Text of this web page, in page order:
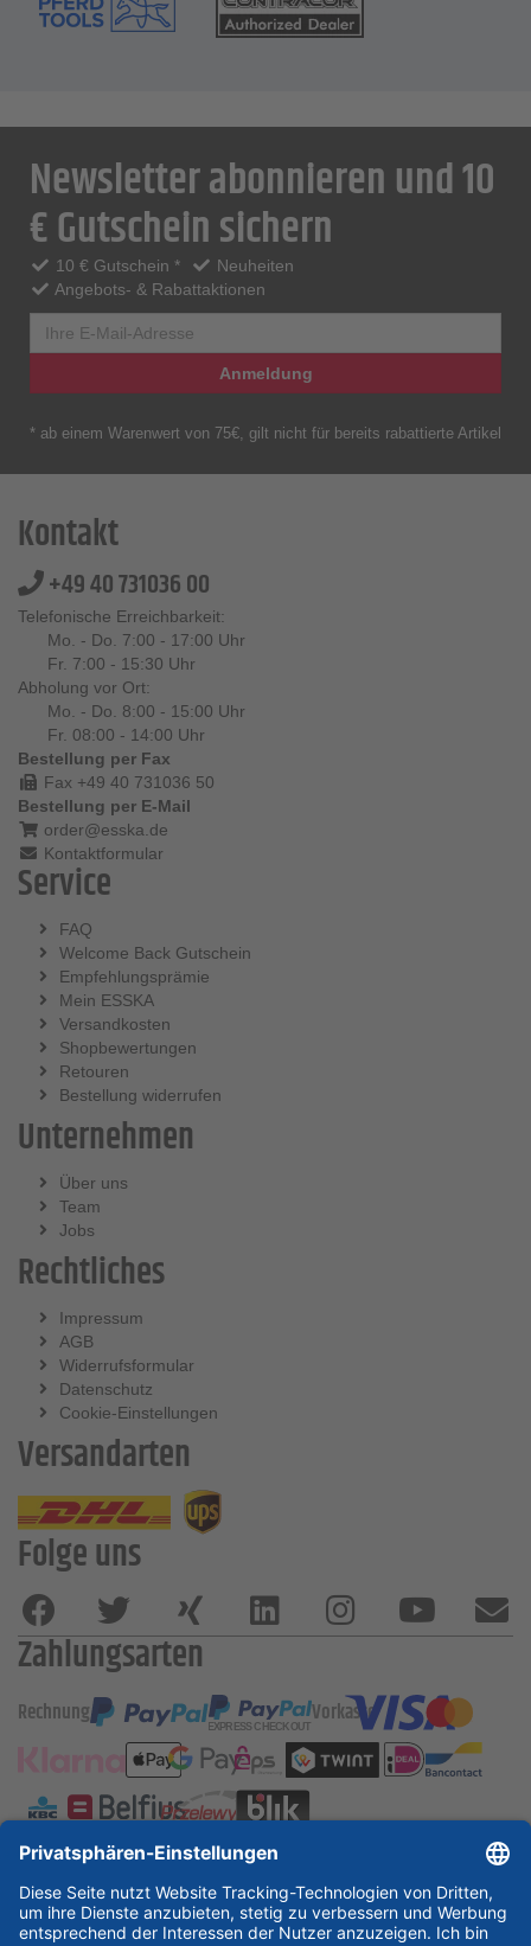
Newsletter abonnieren und 10
€ Gutschein sichern
10 € Gutschein *
Neuheiten
Angebots- & Rabattaktionen
Anmeldung
* ab einem Warenwert von 75€, gilt nicht für bereits rabattierte Artikel
Kontakt
+49 40 731036 00
Telefonische Erreichbarkeit:
Mo. - Do. 7:00 - 17:00 Uhr
Fr. 7:00 - 15:30 Uhr
Abholung vor Ort:
Mo. - Do. 8:00 - 15:00 Uhr
Fr. 08:00 - 14:00 Uhr
Bestellung per Fax
Fax +49 40 731036 50
Bestellung per E-Mail
order@esska.de
Kontaktformular
Service
FAQ
Welcome Back Gutschein
Empfehlungsprämie
Mein ESSKA
Versandkosten
Shopbewertungen
Retouren
Bestellung widerrufen
Unternehmen
Über uns
Team
Jobs
Rechtliches
Impressum
AGB
Widerrufsformular
Datenschutz
Cookie-Einstellungen
Versandarten
Folge uns
Zahlungsarten
Rechnung Vorkasse
ESSKA International
new
new new